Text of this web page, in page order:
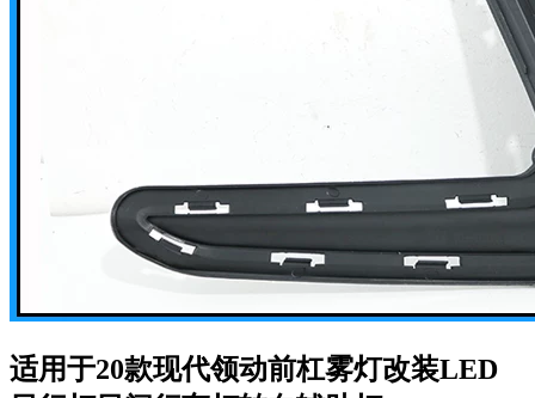
适用于20款现代领动前杠雾灯改装LED